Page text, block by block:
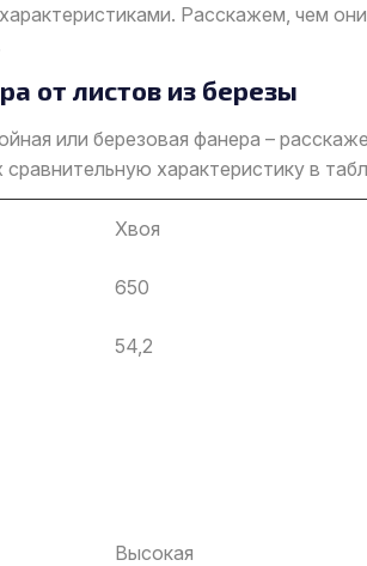
Расскажем, чем
от листов из березы
или березовая фанера –
характеристику в
Хвоя
650
54,2
Высокая